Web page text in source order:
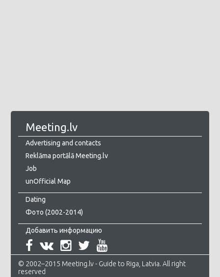
Meeting.lv
Advertising and contacts
Reklāma portālā Meeting.lv
Job
unOfficial Map
Dating
Фото (2002-2014)
Добавить информацию
© 2002–2015 Meeting.lv - Guide to Riga, Latvia. All right
reserved